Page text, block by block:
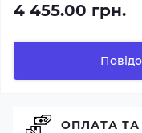
4 455.00 грн.
ОПЛАТА